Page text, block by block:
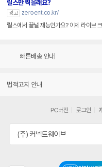
릴스만 찍을래요?
광고
zeroent.co.kr/
릴스에서 끝낼 재능인가요? 이제 라이브
빠른배송 안내
법적고지 안내
PC버전 로그인
(주) 커넥트웨이브